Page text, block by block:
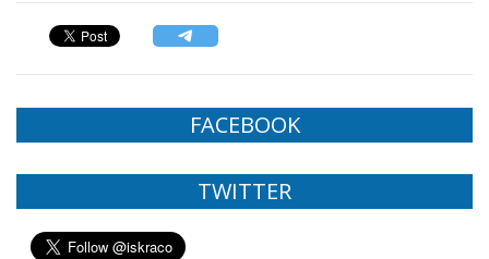
FACEBOOK
TWITTER